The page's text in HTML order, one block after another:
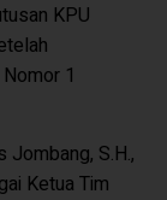
KPU
1
Jombang, S.H.,
Ketua Tim